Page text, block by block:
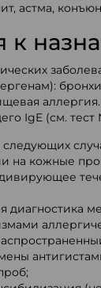
астма,
к
IgE (см. тест
на кожные
диагностика